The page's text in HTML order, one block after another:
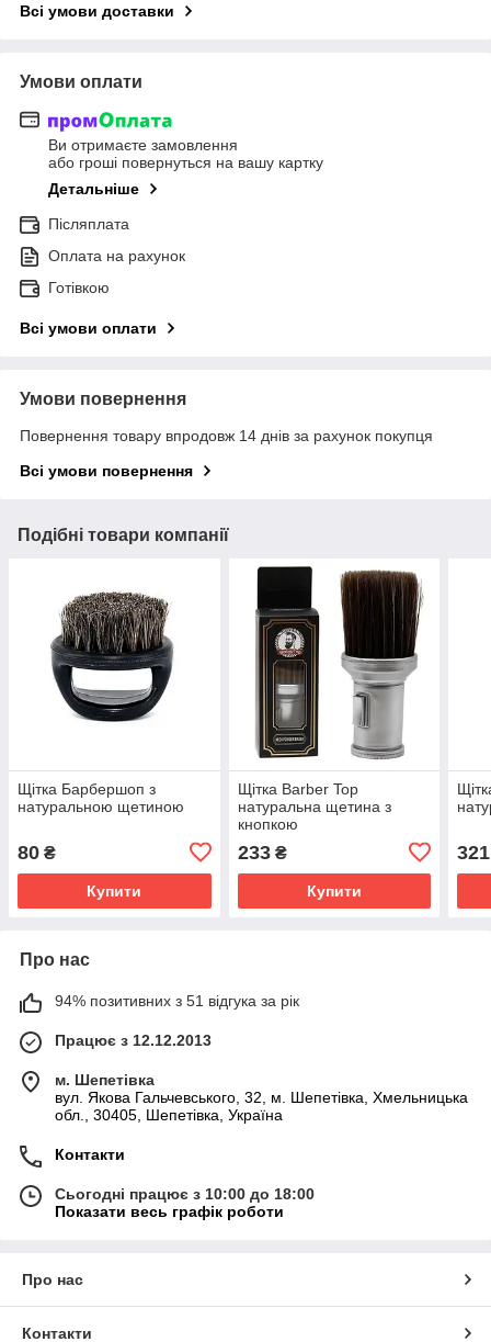
Всі умови доставки
Умови оплати
Ви отримаєте замовлення
або гроші повернуться на вашу картку
Детальніше
Післяплата
Оплата на рахунок
Готівкою
Всі умови оплати
Умови повернення
Повернення товару впродовж 14 днів за рахунок покупця
Всі умови повернення
Подібні товари компанії
Щітка Барбершоп з
натуральною щетиною
80 ₴
Купити
Щітка Barber Top
натуральна щетина з
кнопкою
233₴
Купити
321
Про нас
94% позитивних з 51 відгука за рік
Працює з 12.12.2013
м. Шепетівка
вул. Якова Гальчевського, 32, м. Шепетівка, Хмельницька
обл., 30405, Шепетівка, Україна
Контакти
Сьогодні працює з 10:00 до 18:00
Показати весь графік роботи
Про нас
Контакти